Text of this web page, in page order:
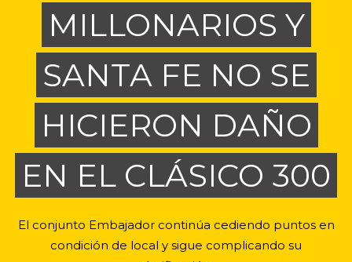
MILLONARIOS Y
SANTA FE NO SE
HICIERON DAÑO
EN EL CLÁSICO 300
El conjunto Embajador continúa cediendo puntos en
condición de local y sigue complicando su